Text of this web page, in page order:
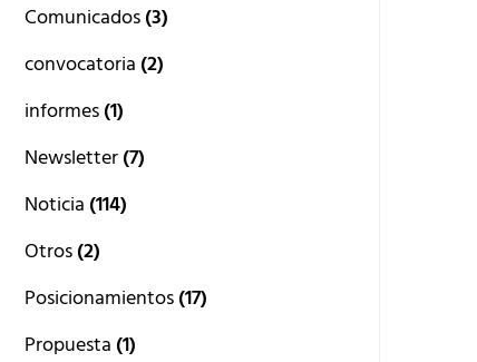
Comunicados(3)
convocatoria (2)
informes(1)
Newsletter(7)
Noticia (114)
Otros(2)
Posicionamientos(17)
Propuesta (1)